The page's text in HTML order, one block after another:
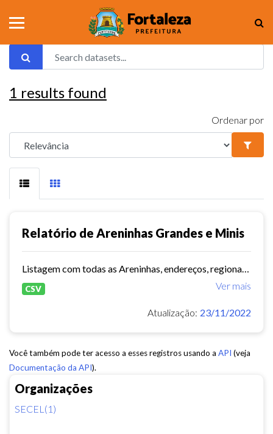
Organizações
SECEL(1)
1 results found
Ordenar por
Relatório de Areninhas Grandes e Minis
Ver mais
CSV
Atualização: 23/11/2022
Você também pode ter acesso a esses registros usando a API (veja
Documentação da API).